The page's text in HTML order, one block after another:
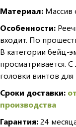
Материал: Массив
Особенности:
входит. По
В категории бейц-
просматривается.
головки винтов
Сроки доставки:
производства
Гарантия:24